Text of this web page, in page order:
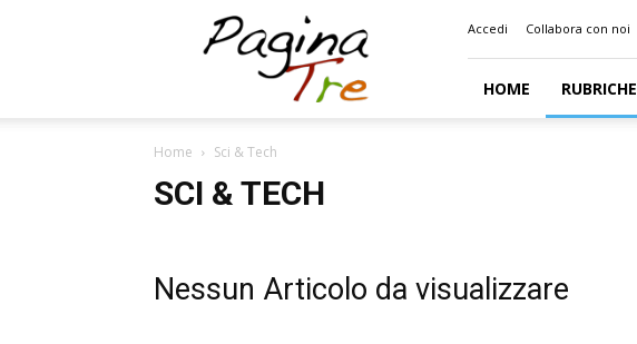
Accedi Collabora con noi
HOME RUBRICHE
Home Sci & Tech
SCI & TECH
Nessun Articolo da visualizzare